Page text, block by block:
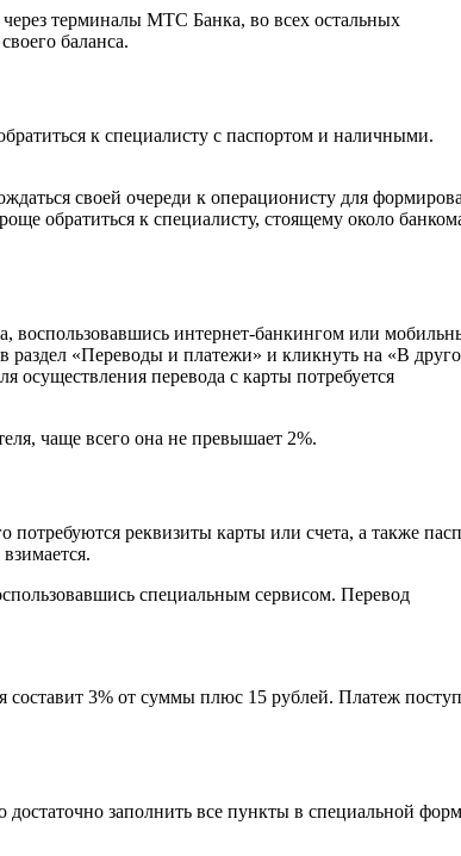
через терминалы МТС Банка, во всех остальных
баланса.
к специалисту с паспортом и наличными.
своей очереди к операционисту для
обратиться к специалисту, стоящему около
воспользовавшись интернет-банкингом или
раздел «Переводы и платежи» и кликнуть на «В
осуществления перевода с карты потребуется
чаще всего она не превышает 2%.
потребуются реквизиты карты или счета, а также
специальным сервисом. Перевод
3% от суммы плюс 15 рублей. Платеж
заполнить все пункты в специальной